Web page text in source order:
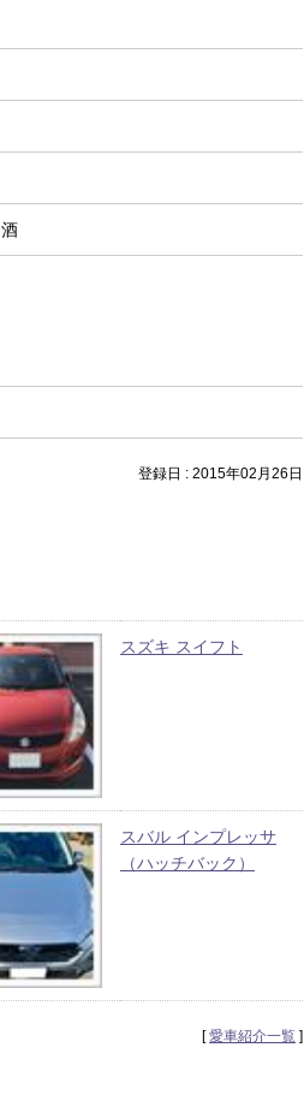
登録日 : 2015年02月26日
スズキ スイフト
スバル インプレッサ
（ハッチバック）
[愛車紹介一覧 ]